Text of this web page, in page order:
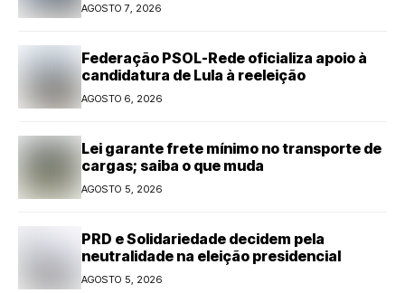
AGOSTO 7, 2026
Federação PSOL-Rede oficializa apoio à
candidatura de Lula à reeleição
AGOSTO 6, 2026
Lei garante frete mínimo no transporte de
cargas; saiba o que muda
AGOSTO 5, 2026
PRD e Solidariedade decidem pela
neutralidade na eleição presidencial
AGOSTO 5, 2026